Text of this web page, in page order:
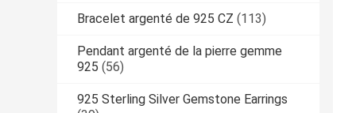
Bracelet argenté de 925 CZ (113)
Pendant argenté de la pierre gemme
925 (56)
925 Sterling Silver Gemstone Earrings